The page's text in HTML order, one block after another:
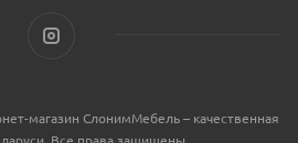
магазин СлонимМебель – качественная
Все права защищены